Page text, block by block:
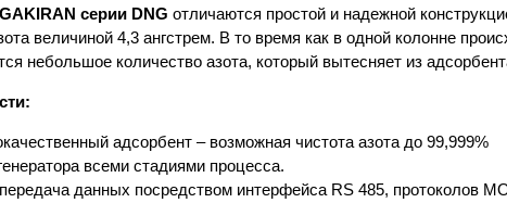
серии DNG отличаются простой и надежной
величиной 4,3 ангстрем. В то время как в одной колонне
небольшое количество азота, который вытесняет из
адсорбент – возможная чистота азота до 99,999%
всеми стадиями процесса.
данных посредством интерфейса RS 485, протоколов